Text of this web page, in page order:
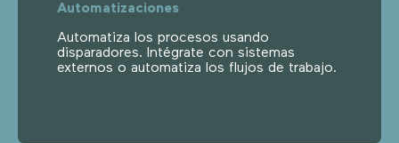
Automatizaciones
Automatiza los procesos usando
disparadores. Intégrate con sistemas
externos o automatiza los flujos de trabajo.